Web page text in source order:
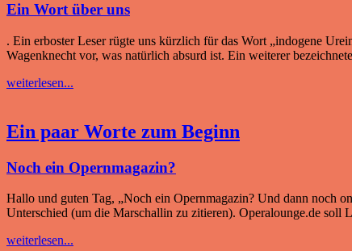
Ein Wort über uns
. Ein erboster Leser rügte uns kürzlich für das Wort „indogene
Wagenknecht vor, was natürlich absurd ist. Ein weiterer
weiterlesen...
Ein paar Worte zum Beginn
Noch ein Opernmagazin?
Hallo und guten Tag, „Noch ein Opernmagazin? Und dann noch
Unterschied (um die Marschallin zu zitieren). Operalounge.de
weiterlesen...